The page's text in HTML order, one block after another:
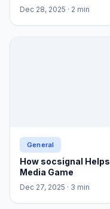
Dec 28, 2025 · 2 min
General
How socsignal
Media Game
Dec 27, 2025 · 3 min